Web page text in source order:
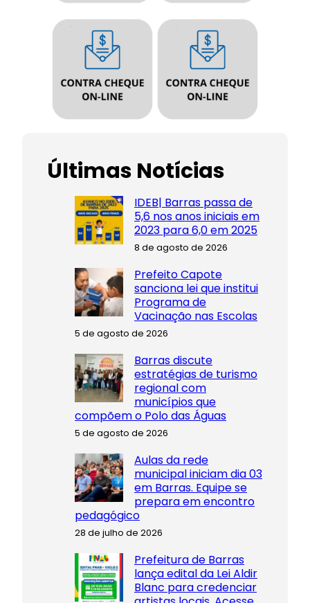
Últimas Notícias
IDEB| Barras passa de
5,6 nos anos iniciais em
2023 para 6,0 em 2025
8 de agosto de 2026
Prefeito Capote
sanciona lei que institui
Programa de
Vacinação nas Escolas
5 de agosto de 2026
Barras discute
estratégias de turismo
regional com
municípios que
compõem o Polo das Águas
5 de agosto de 2026
Aulas da rede
municipal iniciam dia 03
em Barras. Equipe se
prepara em encontro
pedagógico
28 de julho de 2026
Prefeitura de Barras
lança edital da Lei Aldir
Blanc para credenciar